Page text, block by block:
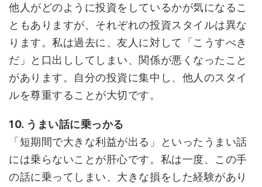
他人がどのように投資をしているかが気になるこ
ともありますが、それぞれの投資スタイルは異な
ります。私は過去に、友人に対して「こうすべき
だ」と口出ししてしまい、関係が悪くなったこと
があります。自分の投資に集中し、他人のスタイ
ルを尊重することが大切です。
10. うまい話に乗っかる
「短期間で大きな利益が出る」といったうまい話
には乗らないことが肝心です。私は一度、この手
の話に乗ってしまい、大きな損をした経験があり